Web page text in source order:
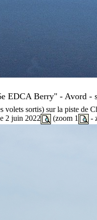
EDCA Berry" - Avord -
volets sortis) sur la piste de
2 juin 2022
(zoom 1 -